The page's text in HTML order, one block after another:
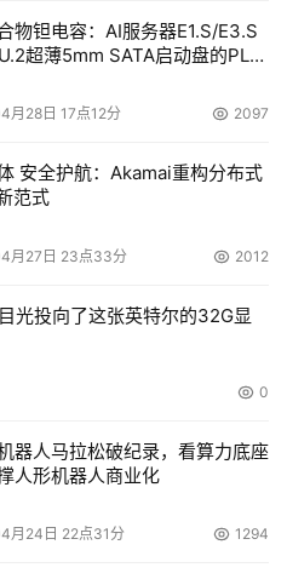
物钽电容：AI服务器E1.S/E3.S
超薄5mm SATA启动盘的PLP
月28日 17点12分 2097
安全护航：Akamai重构分布式
范式
月27日 23点33分 2012
光投向了这张英特尔的32G显
0
器人马拉松破纪录，看算力底座
人形机器人商业化
月24日 22点31分 1294